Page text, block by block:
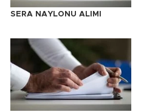
SERA NAYLONU ALIMI